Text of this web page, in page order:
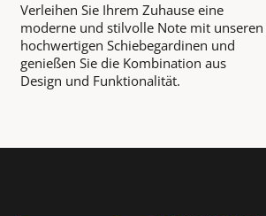
Verleihen Sie Ihrem Zuhause eine
moderne und stilvolle Note mit unseren
hochwertigen Schiebegardinen und
genießen Sie die Kombination aus
Design und Funktionalität.